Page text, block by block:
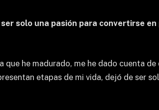
solo una pasión para convertirse
que he madurado, me he dado cuenta de
etapas de mi vida, dejó de ser